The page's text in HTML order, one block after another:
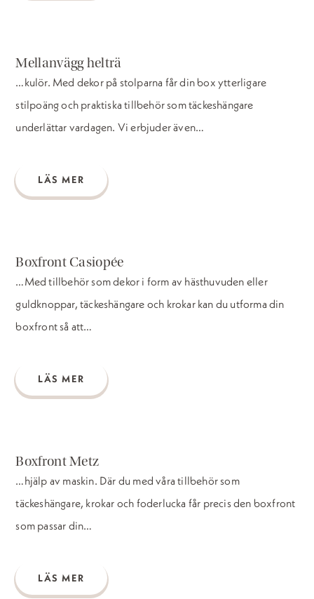
Mellanvägg helträ
…kulör. Med dekor på stolparna får din box ytterligare
stilpoäng och praktiska tillbehör som täckeshängare
underlättar vardagen. Vi erbjuder även…
LÄS MER
Boxfront Casiopée
…Med tillbehör som dekor i form av hästhuvuden eller
guldknoppar, täckeshängare och krokar kan du utforma din
boxfront så att…
LÄS MER
Boxfront Metz
…hjälp av maskin. Där du med våra tillbehör som
täckeshängare, krokar och foderlucka får precis den boxfront
som passar din…
LÄS MER